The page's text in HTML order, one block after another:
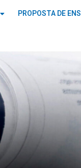
PROPOSTA DE